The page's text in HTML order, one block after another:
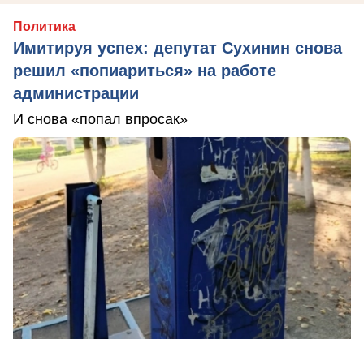
Политика
Имитируя успех: депутат Сухинин снова
решил «попиариться» на работе
администрации
И снова «попал впросак»